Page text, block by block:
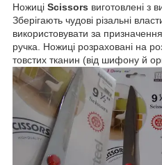
Ножиці Scissors виготовлені з
Зберігають чудові різальні
використовувати за
ручка. Ножиці розраховані на
товстих тканин (від шифону й